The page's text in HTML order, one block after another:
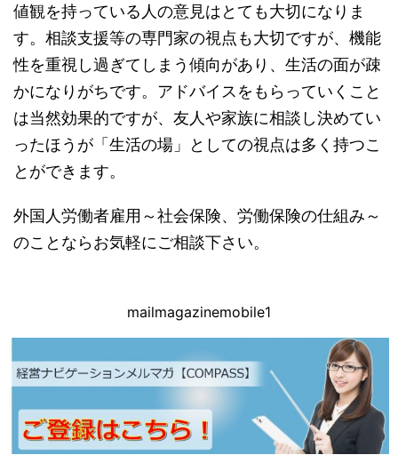
値観を持っている人の意見はとても大切になりま
す。相談支援等の専門家の視点も大切ですが、機能
性を重視し過ぎてしまう傾向があり、生活の面が疎
かになりがちです。アドバイスをもらっていくこと
は当然効果的ですが、友人や家族に相談し決めてい
ったほうが「生活の場」としての視点は多く持つこ
とができます。
外国人労働者雇用～社会保険、労働保険の仕組み～
のことならお気軽にご相談下さい。
mailmagazinemobile1